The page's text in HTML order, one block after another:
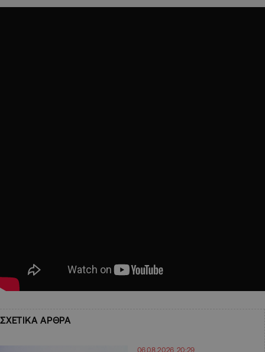
ΣΧΕΤΙΚΑ ΑΡΘΡΑ
06.08.2026 20:29